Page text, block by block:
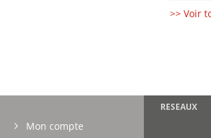
>> Voir
Mon compte
RESEAUX